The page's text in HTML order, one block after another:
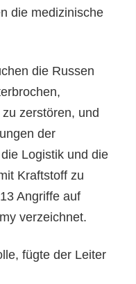
die medizinische
die Russen
zerstören, und
der
Logistik und die
Kraftstoff zu
Angriffe auf
verzeichnet.
fügte der Leiter